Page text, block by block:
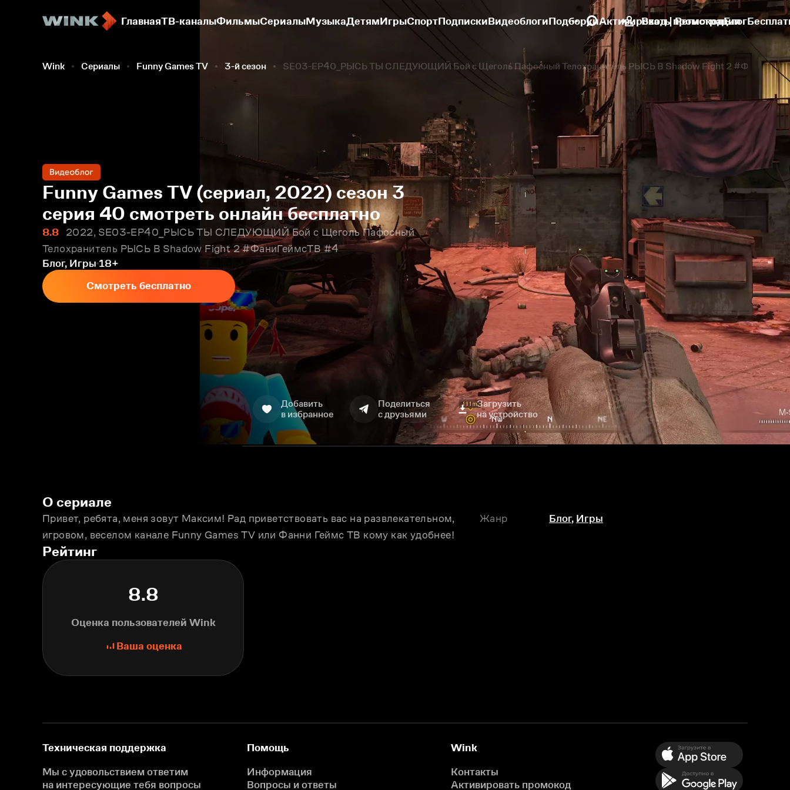
ГлавнаяТВ-каналыФильмыСериалыМузыкаДетямИгрыСпортПодпискиВидеоблогиПодборкиАктивировать промокодБлог
Вход | Регистрация
Wink Сериалы Funny Games TV 3-й сезон SE03-EP40_РЫСЬ ТЫ СЛЕДУЮЩИЙ Бой с Щеголь Пафосный Телохранитель РЫСЬ В Shadow Fight 2
Funny Games TV (сериал, 2022) сезон 3
серия 40 смотреть онлайн бесплатно
8.8
2022, SE03-EP40_РЫСЬ ТЫ СЛЕДУЮЩИЙ Бой с Щеголь Пафосный
Телохранитель РЫСЬ В Shadow Fight 2 #ФаниГеймсТВ #4
Блог, Игры 18+
Смотреть бесплатно
Добавить
в избранное
Поделиться
с друзьями
Загрузить
на устройство
О сериале
Привет, ребята, меня зовут Максим! Рад приветствовать вас на развлекательном,
игровом, веселом канале Funny Games TV или Фанни Геймс ТВ кому как удобнее!
Жанр Блог, Игры
Рейтинг
8.8
Оценка пользователей Wink
Ваша оценка
Техническая поддержка
Мы с удовольствием ответим
на интересующие тебя вопросы
Помощь
Информация
Вопросы и ответы
Wink
Контакты
Активировать промокод